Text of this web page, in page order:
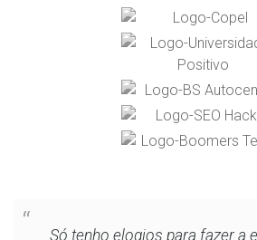
Só tenho elogios para fazer a